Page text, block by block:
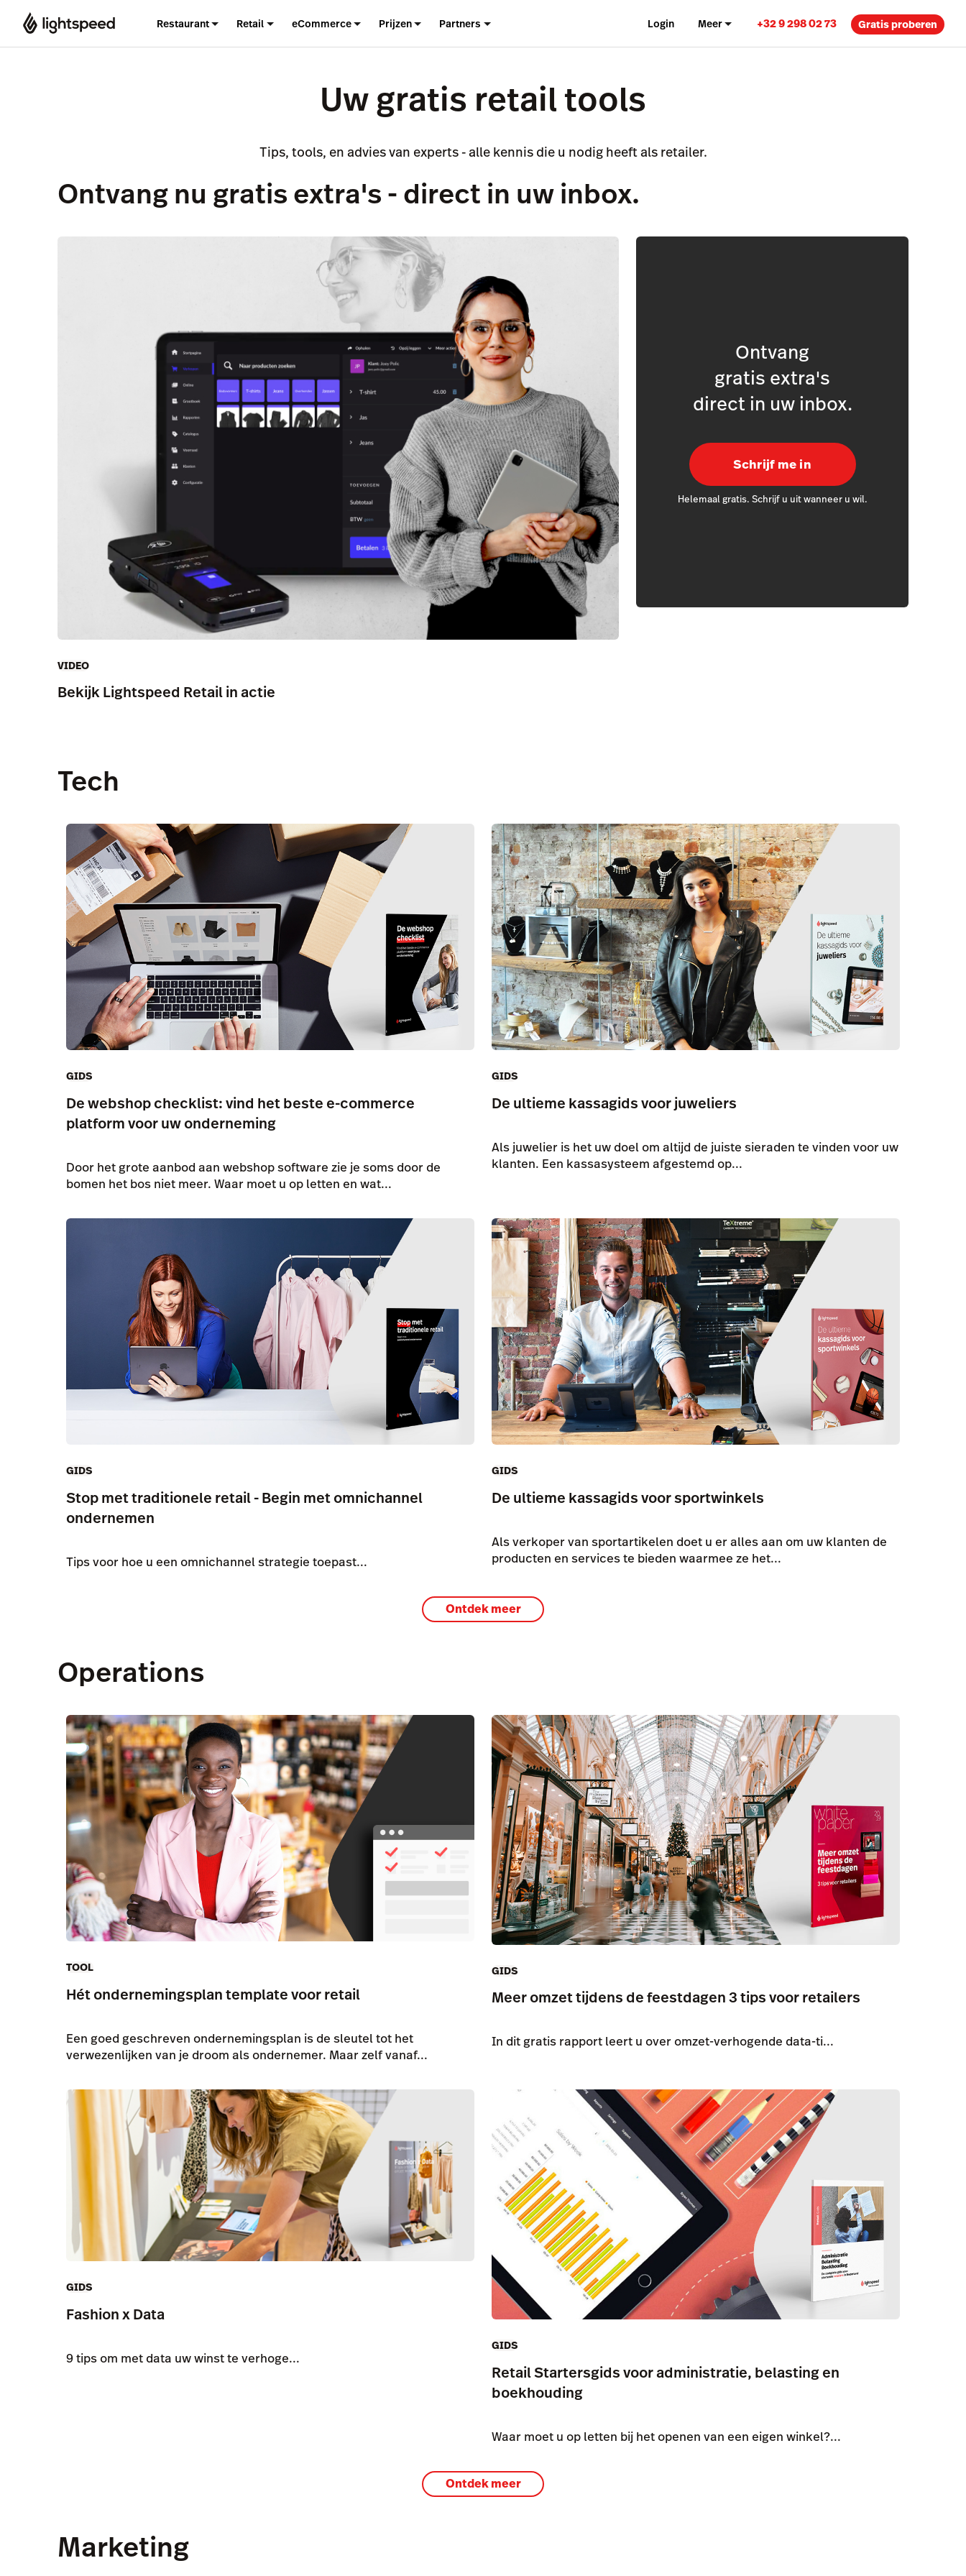
Restaurant Retail eCommerce Prijzen Partners Login Meer +32 9 298 02 73 Gratis proberen
Uw gratis retail tools
Tips, tools, en advies van experts - alle kennis die u nodig heeft als retailer.
Ontvang nu gratis extra's - direct in uw inbox.
VIDEO
Bekijk Lightspeed Retail in actie
Ontvang
gratis extra's
direct in uw inbox.
Schrijf me in
Helemaal gratis. Schrijf u uit wanneer u wil.
Tech
GIDS
De webshop checklist: vind het beste e-commerce
platform voor uw onderneming
Door het grote aanbod aan webshop software zie je soms door de
bomen het bos niet meer. Waar moet u op letten en wat...
GIDS
De ultieme kassagids voor juweliers
Als juwelier is het uw doel om altijd de juiste sieraden te vinden voor uw
klanten. Een kassasysteem afgestemd op...
GIDS
Stop met traditionele retail - Begin met omnichannel
ondernemen
Tips voor hoe u een omnichannel strategie toepast...
GIDS
De ultieme kassagids voor sportwinkels
Als verkoper van sportartikelen doet u er alles aan om uw klanten de
producten en services te bieden waarmee ze het...
Ontdek meer
Operations
TOOL
Hét ondernemingsplan template voor retail
Een goed geschreven ondernemingsplan is de sleutel tot het
verwezenlijken van je droom als ondernemer. Maar zelf vanaf...
GIDS
Meer omzet tijdens de feestdagen 3 tips voor retailers
In dit gratis rapport leert u over omzet-verhogende data-ti...
GIDS
Fashion x Data
9 tips om met data uw winst te verhoge...
GIDS
Retail Startersgids voor administratie, belasting en
boekhouding
Waar moet u op letten bij het openen van een eigen winkel?...
Ontdek meer
Marketing